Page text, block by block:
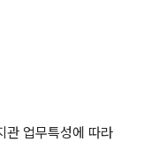
업무특성에 따라